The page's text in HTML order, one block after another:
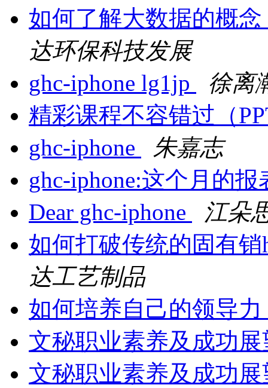
如何了解大数据的概
达环保科技发展
ghc-iphone lg1jp
徐离
精彩课程不容错过（
ghc-iphone
朱嘉志
ghc-iphone:这个月的
Dear ghc-iphone
江朵
如何打破传统的固有
达工艺制品
如何培养自己的领导力
文秘职业素养及成功
文秘职业素养及成功